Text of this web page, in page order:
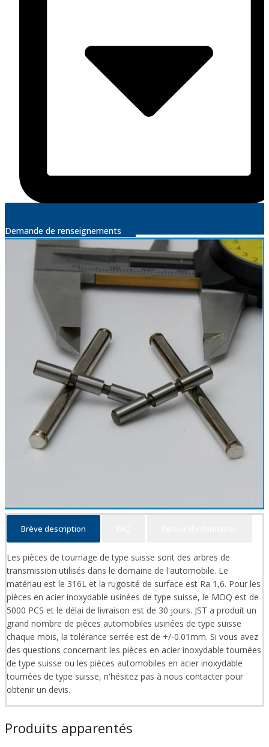
Demande de renseignements
Brève description
Les pièces de tournage de type suisse sont des arbres de
transmission utilisés dans le domaine de l'automobile. Le
matériau est le 316L et la rugosité de surface est Ra 1,6. Pour les
pièces en acier inoxydable usinées de type suisse, le MOQ est de
5000 PCS et le délai de livraison est de 30 jours. JST a produit un
grand nombre de pièces automobiles usinées de type suisse
chaque mois, la tolérance serrée est de +/-0.01mm. Si vous avez
des questions concernant les pièces en acier inoxydable tournées
de type suisse ou les pièces automobiles en acier inoxydable
tournées de type suisse, n'hésitez pas à nous contacter pour
obtenir un devis.
Produits apparentés